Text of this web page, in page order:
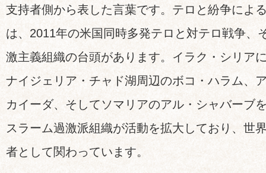
支持者側から表した言葉です。テロと紛争によ
は、2011年の米国同時多発テロと対テロ戦争、
激主義組織の台頭があります。イラク・シリア
ナイジェリア・チャド湖周辺のボコ・ハラム、
カイーダ、そしてソマリアのアル・シャバーブ
スラーム過激派組織が活動を拡大しており、世
者として関わっています。